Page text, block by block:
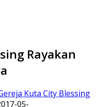
Rayakan
Kuta City Blessing
05-